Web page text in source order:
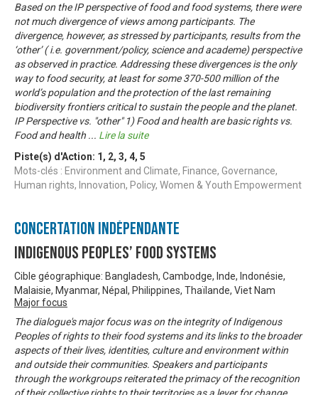
Based on the IP perspective of food and food systems, there were
not much divergence of views among participants. The
divergence, however, as stressed by participants, results from the
‘other’ ( i.e. government/policy, science and academe) perspective
as observed in practice. Addressing these divergences is the only
way to food security, at least for some 370-500 million of the
world’s population and the protection of the last remaining
biodiversity frontiers critical to sustain the people and the planet.
IP Perspective vs. "other" 1) Food and health are basic rights vs.
Food and health ... Lire la suite
Piste(s) d'Action: 1 , 2, 3, 4, 5
Mots-clés : Environment and Climate, Finance, Governance,
Human rights, Innovation, Policy, Women & Youth Empowerment
Concertation Indépendante
Indigenous Peoples’ Food Systems
Cible géographique: Bangladesh, Cambodge, Inde, Indonésie,
Malaisie, Myanmar, Népal, Philippines, Thaïlande, Viet Nam
Major focus
The dialogue's major focus was on the integrity of Indigenous
Peoples of rights to their food systems and its links to the broader
aspects of their lives, identities, culture and environment within
and outside their communities. Speakers and participants
through the workgroups reiterated the primacy of the recognition
of their collective rights to their territories as a lever for change